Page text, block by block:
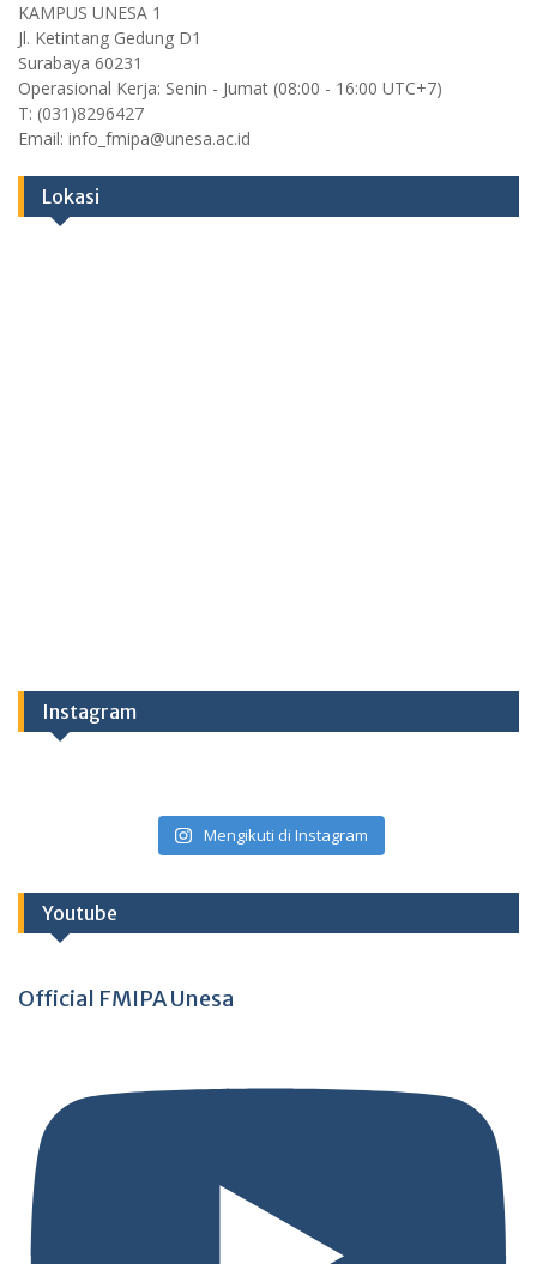
KAMPUS UNESA 1
Jl. Ketintang Gedung D1
Surabaya 60231
Operasional Kerja: Senin - Jumat (08:00 - 16:00 UTC+7)
T: (031)8296427
Email: info_fmipa@unesa.ac.id
Lokasi
Instagram
Mengikuti di Instagram
Youtube
Official FMIPA Unesa